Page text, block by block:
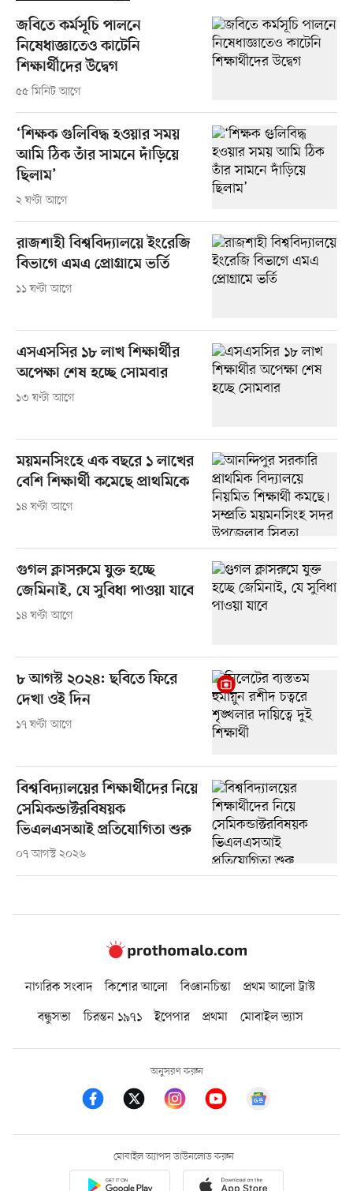
জবিতে কর্মসূচি পালনে
নিষেধাজ্ঞাতেও কাটেনি
শিক্ষার্থীদের উদ্বেগ
৫৫ মিনিট আগে
‘শিক্ষক গুলিবিদ্ধ হওয়ার সময়
আমি ঠিক তাঁর সামনে দাঁড়িয়ে
ছিলাম’
২ ঘণ্টা আগে
রাজশাহী বিশ্ববিদ্যালয়ে ইংরেজি
বিভাগে এমএ প্রোগ্রামে ভর্তি
১১ ঘণ্টা আগে
এসএসসির ১৮ লাখ শিক্ষার্থীর
অপেক্ষা শেষ হচ্ছে সোমবার
১৩ ঘণ্টা আগে
ময়মনসিংহে এক বছরে ১ লাখের
বেশি শিক্ষার্থী কমেছে প্রাথমিকে
১৪ ঘণ্টা আগে
গুগল ক্লাসরুমে যুক্ত হচ্ছে
জেমিনাই, যে সুবিধা পাওয়া যাবে
১৪ ঘণ্টা আগে
৮ আগস্ট ২০২৪: ছবিতে ফিরে
দেখা ওই দিন
১৭ ঘণ্টা আগে
বিশ্ববিদ্যালয়ের শিক্ষার্থীদের নিয়ে
সেমিকন্ডাক্টরবিষয়ক
ভিএলএসআই প্রতিযোগিতা শুরু
০৭ আগস্ট ২০২৬
নাগরিক সংবাদ কিশোর আলো বিজ্ঞানচিন্তা
প্রথম আলো ট্রাস্ট
বন্ধুসভা
চিরন্তন ১৯৭১ ইপেপার প্রথমা মোবাইল ভ্যাস
অনুসরণ করুন
মোবাইল অ্যাপস ডাউনলোড করুন